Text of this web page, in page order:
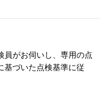
員がお伺いし、専用の点
基づいた点検基準に従